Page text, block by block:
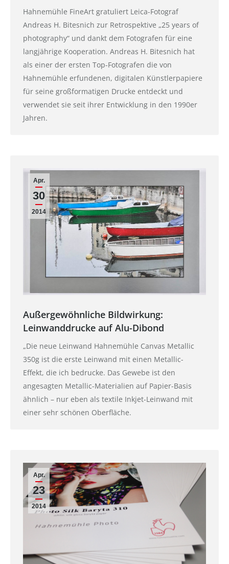
Hahnemühle FineArt gratuliert Leica-Fotograf
Andreas H. Bitesnich zur Retrospektive „25 years of
photography“ und dankt dem Fotografen für eine
langjährige Kooperation. Andreas H. Bitesnich hat
als einer der ersten Top-Fotografen die von
Hahnemühle erfundenen, digitalen Künstlerpapiere
für seine großformatigen Drucke entdeckt und
verwendet sie seit ihrer Entwicklung in den 1990er
Jahren.
Apr.
30
2014
Außergewöhnliche Bildwirkung:
Leinwanddrucke auf Alu-Dibond
„Die neue Leinwand Hahnemühle Canvas Metallic
350g ist die erste Leinwand mit einen Metallic-
Effekt, die ich bedrucke. Das Gewebe ist den
angesagten Metallic-Materialien auf Papier-Basis
ähnlich – nur eben als textile Inkjet-Leinwand mit
einer sehr schönen Oberfläche.
Apr.
23
2014